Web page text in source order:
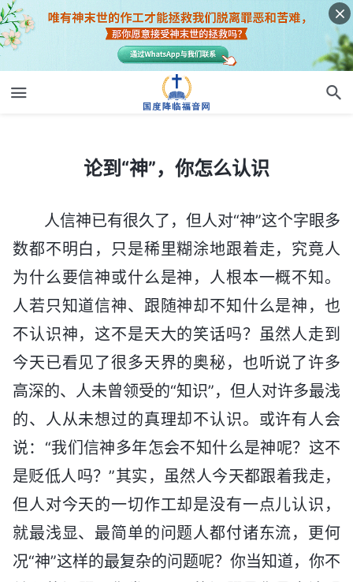
论到“神”，你怎么认识
人信神已有很久了，但人对“神”这个字眼多
数都不明白，只是稀里糊涂地跟着走，究竟人
为什么要信神或什么是神，人根本一概不知。
人若只知道信神、跟随神却不知什么是神，也
不认识神，这不是天大的笑话吗？虽然人走到
今天已看见了很多天界的奥秘，也听说了许多
高深的、人未曾领受的“知识”，但人对许多最浅
的、人从未想过的真理却不认识。或许有人会
说：“我们信神多年怎会不知什么是神呢？这不
是贬低人吗？”其实，虽然人今天都跟着我走，
但人对今天的一切作工却是没有一点儿认识，
就最浅显、最简单的问题人都付诸东流，更何
况“神”这样的最复杂的问题呢？你当知道，你不